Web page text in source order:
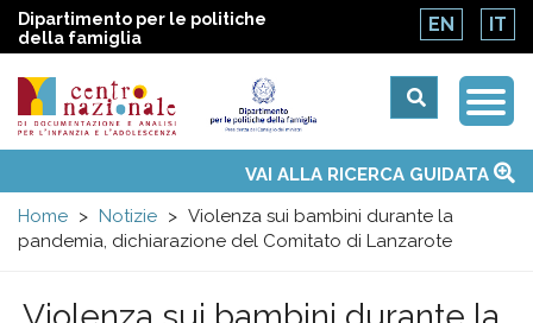
Dipartimento per le politiche
della famiglia
EN IT
Centro
nazionale
di
menu
Temi
Attività
Convenzione ONUVAI ALLA RICERCA GUIDATA
Home
Notizie
Violenza sui bambini durante la
pandemia, dichiarazione del Comitato di Lanzarote